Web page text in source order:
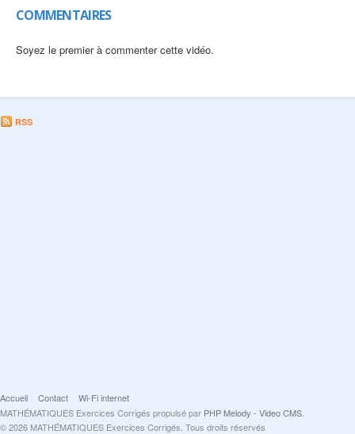
COMMENTAIRES
Soyez le premier à commenter cette vidéo.
RSS
Accueil Contact
Wi-Fi internet
MATHÉMATIQUES Exercices Corrigés propulsé par PHP Melody - Video CMS
© 2026 MATHÉMATIQUES Exercices Corrigés. Tous droits réservés